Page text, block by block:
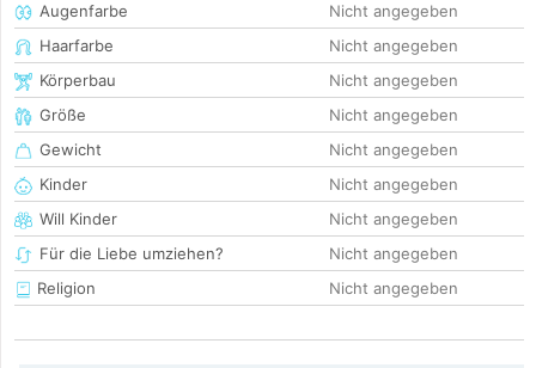
Augenfarbe
Nicht angegeben
Haarfarbe
Nicht angegeben
Körperbau
Nicht angegeben
Größe
Nicht angegeben
Gewicht
Nicht angegeben
Kinder
Nicht angegeben
Will Kinder
Nicht angegeben
Für die Liebe umziehen?
Nicht angegeben
Religion
Nicht angegeben